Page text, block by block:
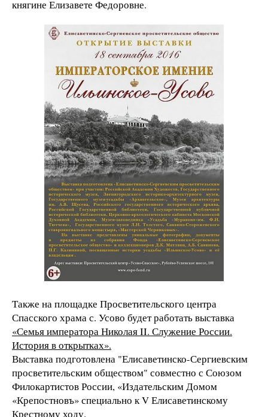
княгине Елизавете Федоровне.
Также на площадке Просветительского центра
Спасского храма с. Усово будет работать выставка
«Семья императора Николая II. Служение России.
История в открытках».
Выставка подготовлена "Елисаветинско-Сергиевским
просветительским обществом" совместно с Союзом
Филокартистов России, «Издательским Домом
«Крепостновъ» специально к V Елисаветинскому
Крестному ходу.